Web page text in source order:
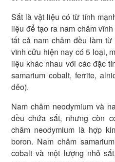
Sắt là vật liệu có từ tính
liệu để tạo ra nam châm
tất cả nam châm đều làm
vĩnh cửu hiện nay có 5 loại,
liệu khác nhau với các đặc
samarium cobalt, ferrite,
dẻo).
Nam châm neodymium và
đều chứa sắt, nhưng còn
châm neodymium là hợp
boron. Nam châm
cobalt và một lượng nhỏ